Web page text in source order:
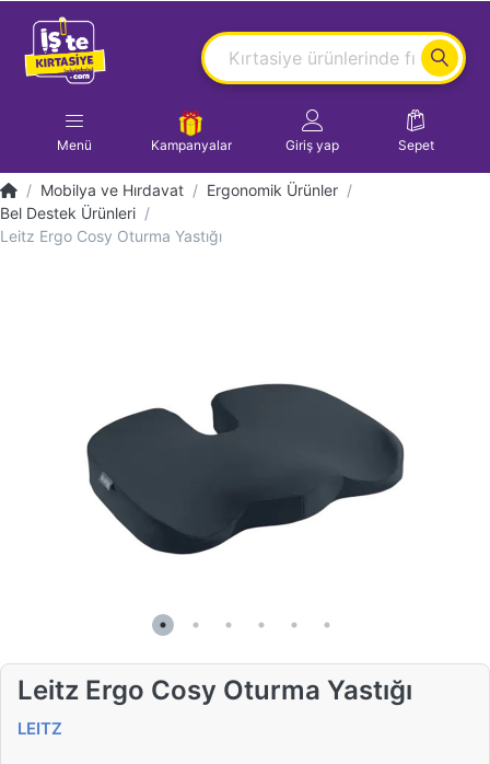
Menü Kampanyalar Giriş yap Sepet
Mobilya ve Hırdavat
Ergonomik Ürünler
Bel Destek Ürünleri
Leitz Ergo Cosy Oturma Yastığı
Leitz Ergo Cosy Oturma Yastığı
LEITZ